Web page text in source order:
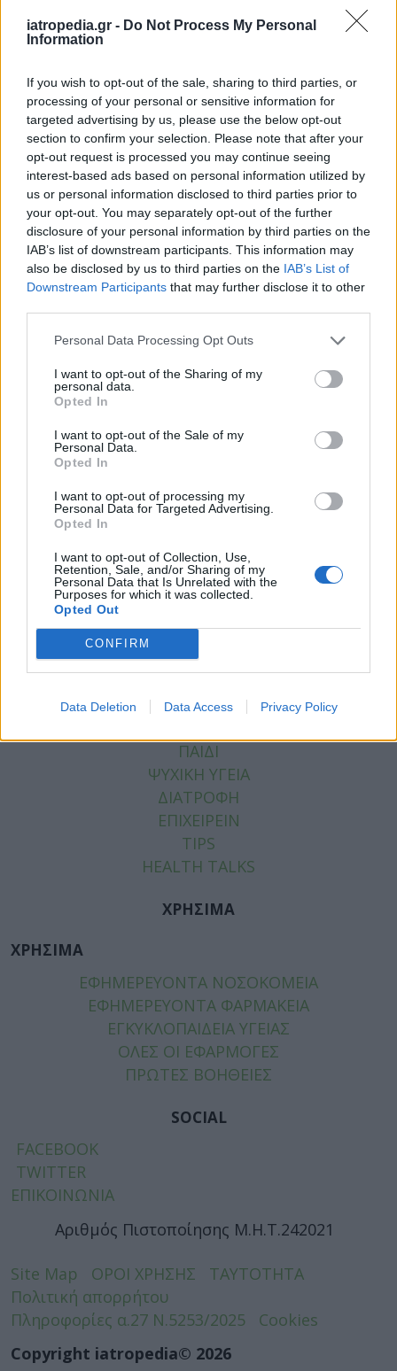
iatropedia.gr - Do Not Process My Personal
Information
If you wish to opt-out of the sale, sharing to third parties, or
processing of your personal or sensitive information for
targeted advertising by us, please use the below opt-out
section to confirm your selection. Please note that after your
opt-out request is processed you may continue seeing
interest-based ads based on personal information utilized by
us or personal information disclosed to third parties prior to
your opt-out. You may separately opt-out of the further
disclosure of your personal information by third parties on the
IAB’s list of downstream participants. This information may
also be disclosed by us to third parties on the IAB’s List of
Downstream Participants that may further disclose it to other
Personal Data Processing Opt Outs
I want to opt-out of the Sharing of my
personal data.
Opted In
I want to opt-out of the Sale of my
Personal Data.
Opted In
I want to opt-out of processing my
Personal Data for Targeted Advertising.
Opted In
I want to opt-out of Collection, Use,
Retention, Sale, and/or Sharing of my
Personal Data that Is Unrelated with the
Purposes for which it was collected.
Opted Out
CONFIRM
Data Deletion Data Access Privacy Policy
ήδη εγκριθεί στις ΗΠΑ για την πάθηση.
ΔΙΑΒΑΣΤΕ ΕΠΙΣΗΣ:
HPV: Ανεμβολίαστα τα μισά κορίτσια στη χώρα
μας – Χάνουμε τους στόχους του ΠΟΥ
Αλκοόλ: Πότε να σας ανησυχήσει το ποτό την
ημέρα
Λίπος στο συκώτι: Γιατί είναι επικίνδυνο και
πώς μπορεί να μειωθεί
Facebook
Tags:BAYER,ΜΥΟΚΑΡΔΙΟΠΑΘΕΙΑ
ΚΑΤΗΓΟΡΙΕΣ
ΕΙΔΗΣΕΙΣ
ΠΑΙΔΙ
ΨΥΧΙΚΗ ΥΓΕΙΑ
ΔΙΑΤΡΟΦΗ
ΕΠΙΧΕΙΡΕΙΝ
TIPS
HEALTH TALKS
ΧΡΗΣΙΜΑ
ΧΡΗΣΙΜΑ
ΕΦΗΜΕΡΕΥΟΝΤΑ ΝΟΣΟΚΟΜΕΙΑ
ΕΦΗΜΕΡΕΥΟΝΤΑ ΦΑΡΜΑΚΕΙΑ
ΕΓΚΥΚΛΟΠΑΙΔΕΙΑ ΥΓΕΙΑΣ
ΟΛΕΣ ΟΙ ΕΦΑΡΜΟΓΕΣ
ΠΡΩΤΕΣ ΒΟΗΘΕΙΕΣ
SOCIAL
FACEBOOK
TWITTER
ΕΠΙΚΟΙΝΩΝΙΑ
Αριθμός Πιστοποίησης Μ.Η.Τ.242021
Site Map ΟΡΟΙ ΧΡΗΣΗΣ
ΤΑΥΤΟΤΗΤΑ
Πολιτική απορρήτου
Πληροφορίες α.27 Ν.5253/2025
Cookies
Copyright iatropedia© 2026